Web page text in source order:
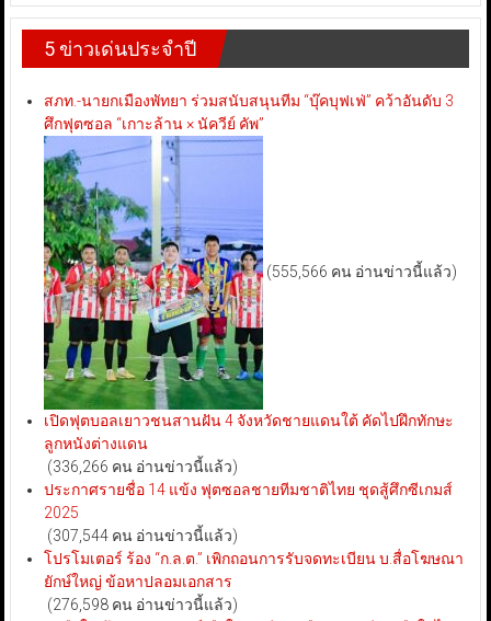
5 ข่าวเด่นประจำปี
สภท.-นายกเมืองพัทยา ร่วมสนับสนุนทีม “บุ๊คบุฟเฟ่” คว้าอันดับ 3
ศึกฟุตซอล “เกาะล้าน × นัควีย์ คัพ”
(555,566 คน อ่านข่าวนี้แล้ว)
เปิดฟุตบอลเยาวชนสานฝัน 4 จังหวัดชายแดนใต้ คัดไปฝึกทักษะ
ลูกหนังต่างแดน
(336,266 คน อ่านข่าวนี้แล้ว)
ประกาศรายชื่อ 14 แข้ง ฟุตซอลชายทีมชาติไทย ชุดสู้ศึกซีเกมส์
2025
(307,544 คน อ่านข่าวนี้แล้ว)
โปรโมเตอร์ ร้อง “ก.ล.ต.” เพิกถอนการรับจดทะเบียน บ.สื่อโฆษณา
ยักษ์ใหญ่ ข้อหาปลอมเอกสาร
(276,598 คน อ่านข่าวนี้แล้ว)